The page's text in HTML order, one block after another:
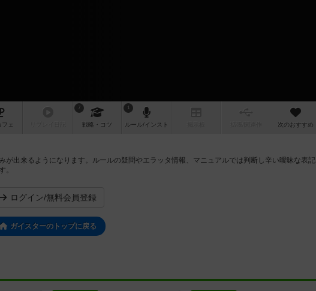
フェ
7
戦略 ・コツ
1
ルール/インスト 次のおすすめ
出来るようになります。ルールの疑問やエラッタ情報、マニュアルでは判断し辛い曖昧な表記
。
ログイン/無料会員登録
ガイスターのトップに戻る